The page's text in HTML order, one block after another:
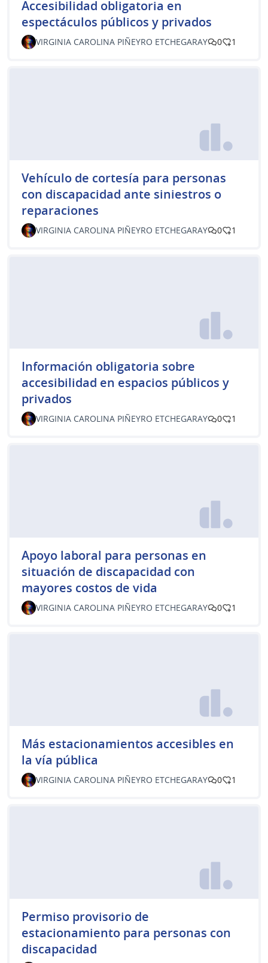
Accesibilidad obligatoria en
espectáculos públicos y privados
VIRGINIA CAROLINA PIÑEYRO ETCHEGARAY 0 1
Vehículo de cortesía para personas
con discapacidad ante siniestros o
reparaciones
VIRGINIA CAROLINA PIÑEYRO ETCHEGARAY 0 1
Información obligatoria sobre
accesibilidad en espacios públicos y
privados
VIRGINIA CAROLINA PIÑEYRO ETCHEGARAY 0 1
Apoyo laboral para personas en
situación de discapacidad con
mayores costos de vida
VIRGINIA CAROLINA PIÑEYRO ETCHEGARAY 0 1
Más estacionamientos accesibles en
la vía pública
VIRGINIA CAROLINA PIÑEYRO ETCHEGARAY 0 1
Permiso provisorio de
estacionamiento para personas con
discapacidad